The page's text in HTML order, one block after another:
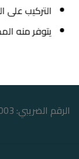
التركيب على
يتوفر منه
الرقم الضريبي: 300378373900003